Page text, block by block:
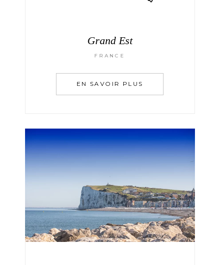
Grand Est
FRANCE
EN SAVOIR PLUS